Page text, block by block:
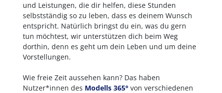
und Leistungen, die dir helfen, diese Stunden
selbstständig so zu leben, dass es deinem Wunsch
entspricht. Natürlich bringst du ein, was du gern
tun möchtest, wir unterstützen dich beim Weg
dorthin, denn es geht um dein Leben und um deine
Vorstellungen.
Wie freie Zeit aussehen kann? Das haben
Nutzer*innen des Modells 365° von verschiedenen